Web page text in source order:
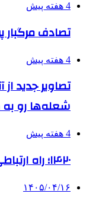
4 هفته پیش
تصادف مرگبار
4 هفته پیش
تصاویر جدید
شعله‌ها رو
4 هفته پیش
۱۴۲۰؛ راه ارتباطی بیمه شدگان تأمین‌اجتماعی
۱۴۰۵/۰۴/۱۶